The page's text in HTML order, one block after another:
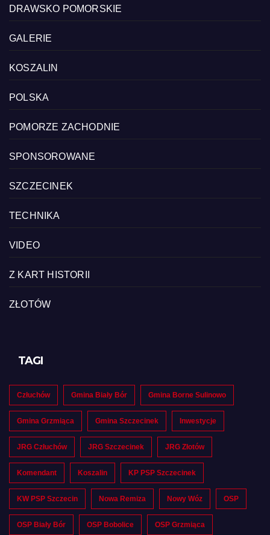
DRAWSKO POMORSKIE
GALERIE
KOSZALIN
POLSKA
POMORZE ZACHODNIE
SPONSOROWANE
SZCZECINEK
TECHNIKA
VIDEO
Z KART HISTORII
ZŁOTÓW
TAGI
Człuchów Gmina Biały Bór Gmina Borne Sulinowo
Gmina Grzmiąca Gmina Szczecinek Inwestycje
JRG Człuchów JRG Szczecinek JRG Złotów
Komendant Koszalin KP PSP Szczecinek
KW PSP Szczecin Nowa Remiza Nowy Wóz OSP
OSP Biały Bór OSP Bobolice OSP Grzmiąca